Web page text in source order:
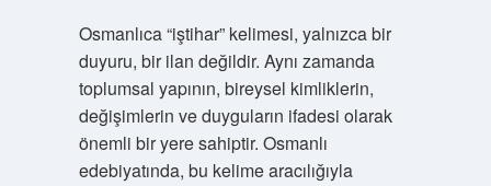
Osmanlıca “iştihar” kelimesi, yalnızca bir
duyuru, bir ilan değildir. Aynı zamanda
toplumsal yapının, bireysel kimliklerin,
değişimlerin ve duyguların ifadesi olarak
önemli bir yere sahiptir. Osmanlı
edebiyatında, bu kelime aracılığıyla